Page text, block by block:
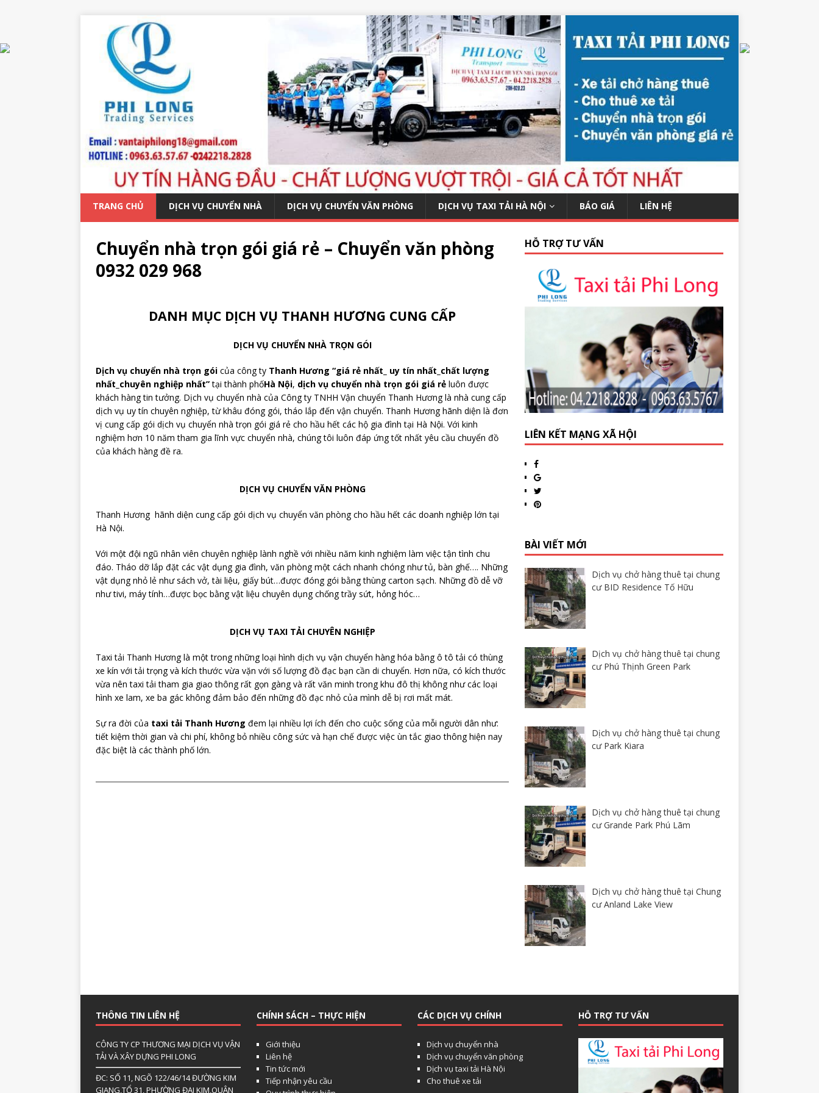
TRANG CHỦ DỊCH VỤ CHUYỂN NHÀ DỊCH VỤ CHUYỂN VĂN PHÒNG DỊCH VỤ TAXI TẢI HÀ NỘI BÁO GIÁ LIÊN HỆ
Chuyển nhà trọn gói giá rẻ – Chuyển văn phòng
0932 029 968
DANH MỤC DỊCH VỤ THANH HƯƠNG CUNG CẤP
DỊCH VỤ CHUYỂN NHÀ TRỌN GÓI
Dịch vụ chuyển nhà trọn gói của công ty Thanh Hương “giá rẻ nhất_ uy tín nhất_chất lượng
nhất_chuyên nghiệp nhất”tại thành phốHà Nội, dịch vụ chuyển nhà trọn gói giá rẻ luôn được
khách hàng tin tưởng. Dịch vụ chuyển nhà của Công ty TNHH Vận chuyển Thanh Hương là nhà cung cấp
dịch vụ uy tín chuyên nghiệp, từ khâu đóng gói, tháo lắp đến vận chuyển. Thanh Hương hãnh diện là đơn
vị cung cấp gói dịch vụ chuyển nhà trọn gói giá rẻ cho hầu hết các hộ gia đình tại Hà Nội. Với kinh
nghiệm hơn 10 năm tham gia lĩnh vực chuyển nhà, chúng tôi luôn đáp ứng tốt nhất yêu cầu chuyển đồ
của khách hàng đề ra.
DỊCH VỤ CHUYỂN VĂN PHÒNG
Thanh Hương hãnh diện cung cấp gói dịch vụ chuyển văn phòng cho hầu hết các doanh nghiệp lớn tại
Hà Nội.
Với một đội ngũ nhân viên chuyên nghiệp lành nghề với nhiều năm kinh nghiệm làm việc tận tình chu
đáo. Tháo dỡ lắp đặt các vật dụng gia đình, văn phòng một cách nhanh chóng như tủ, bàn ghế…. Những
vật dụng nhỏ lẻ như sách vở, tài liệu, giấy bút…được đóng gói bằng thùng carton sạch. Những đồ dễ vỡ
như tivi, máy tính…được bọc bằng vật liệu chuyên dụng chống trầy sứt, hỏng hóc…
DỊCH VỤ TAXI TẢI CHUYÊN NGHIỆP
Taxi tải Thanh Hương là một trong những loại hình dịch vụ vận chuyển hàng hóa bằng ô tô tải có thùng
xe kín với tải trọng và kích thước vừa vặn với số lượng đồ đạc bạn cần di chuyển. Hơn nữa, có kích thước
vừa nên taxi tải tham gia giao thông rất gọn gàng và rất văn minh trong khu đô thị không như các loại
hình xe lam, xe ba gác không đảm bảo đến những đồ đạc nhỏ của mình dễ bị rơi mất mát.
Sự ra đời của taxi tải Thanh Hương đem lại nhiều lợi ích đến cho cuộc sống của mỗi người dân như:
tiết kiệm thời gian và chi phí, không bỏ nhiều công sức và hạn chế được việc ùn tắc giao thông hiện nay
đặc biệt là các thành phố lớn.
HỖ TRỢ TƯ VẤN
LIÊN KẾT MẠNG XÃ HỘI
BÀI VIẾT MỚI
Dịch vụ chở hàng thuê tại chung
cư BID Residence Tố Hữu
Dịch vụ chở hàng thuê tại chung
cư Phú Thịnh Green Park
Dịch vụ chở hàng thuê tại chung
cư Park Kiara
Dịch vụ chở hàng thuê tại chung
cư Grande Park Phú Lãm
Dịch vụ chở hàng thuê tại Chung
cư Anland Lake View
THÔNG TIN LIÊN HỆ
CÔNG TY CP THƯƠNG MẠI DỊCH VỤ VẬN
TẢI VÀ XÂY DỰNG PHI LONG
ĐC: SỐ 11, NGÕ 122/46/14 ĐƯỜNG KIM
GIANG,TỔ 31, PHƯỜNG ĐẠI KIM,QUẬN
CHÍNH SÁCH – THỰC HIỆN
Giới thiệu
Liên hệ
Tin tức mới
Tiếp nhận yêu cầu
CÁC DỊCH VỤ CHÍNH
Dịch vụ chuyển nhà
Dịch vụ chuyển văn phòng
Dịch vụ taxi tải Hà Nội
Cho thuê xe tải
HỖ TRỢ TƯ VẤN